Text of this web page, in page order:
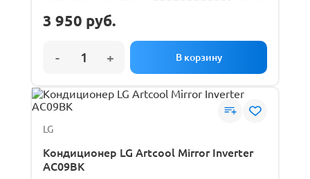
3 950 руб.
LG
Кондиционер LG Artcool Mirror Inverter
AC09BK